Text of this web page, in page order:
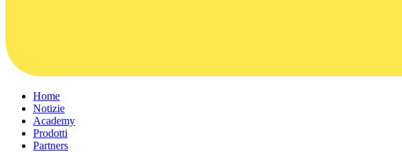
Home
Notizie
Academy
Prodotti
Partners